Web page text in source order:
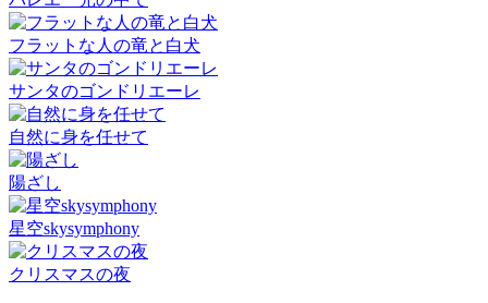
フラットな人の竜と白犬
サンタのゴンドリエーレ
自然に身を任せて
陽ざし
星空skysymphony
クリスマスの夜